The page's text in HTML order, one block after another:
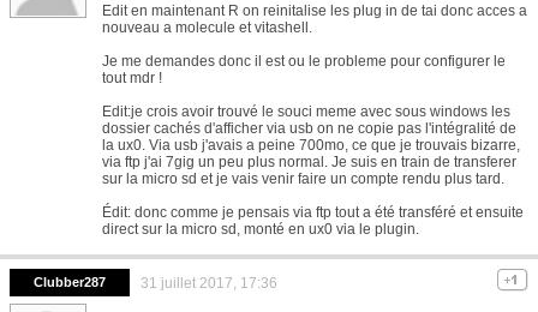
Edit en maintenant R on reinitalise les plug in de tai donc acces a
nouveau a molecule et vitashell.
Je me demandes donc il est ou le probleme pour configurer le
tout mdr !
Edit:je crois avoir trouvé le souci meme avec sous windows les
dossier cachés d'afficher via usb on ne copie pas l'intégralité de
la ux0. Via usb j'avais a peine 700mo, ce que je trouvais bizarre,
via ftp j'ai 7gig un peu plus normal. Je suis en train de transferer
sur la micro sd et je vais venir faire un compte rendu plus tard.
Édit: donc comme je pensais via ftp tout a été transféré et ensuite
direct sur la micro sd, monté en ux0 via le plugin.
Clubber287 31 juillet 2017, 17:36